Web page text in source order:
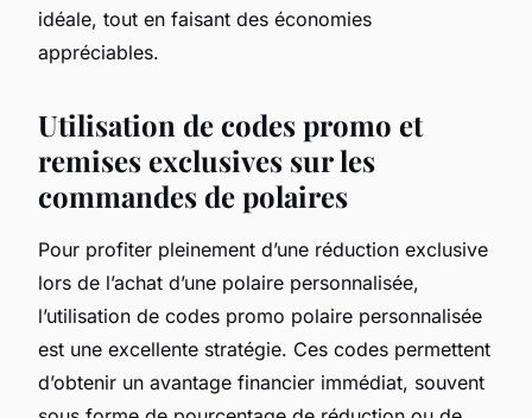
idéale, tout en faisant des économies
appréciables.
Utilisation de codes promo et
remises exclusives sur les
commandes de polaires
Pour profiter pleinement d’une réduction exclusive
lors de l’achat d’une polaire personnalisée,
l’utilisation de codes promo polaire personnalisée
est une excellente stratégie. Ces codes permettent
d’obtenir un avantage financier immédiat, souvent